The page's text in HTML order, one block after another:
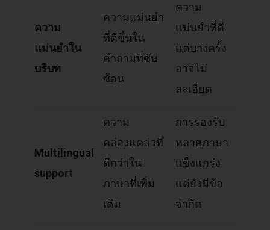
ความ
แม่นยำใน
บริบท
ความแม่นยำ
ที่ดีขึ้นใน
คำถามที่ซับ
ซ้อน
ความ
แม่นยำที่ดี
แต่บางครั้ง
อาจไม่
ละเอียด
Multilingual
support
ความ
คล่องแคล่วที่
ดีกว่าใน
ภาษาที่เพิ่ม
เติม
การรองรับ
หลายภาษา
แข็งแกร่ง
แต่ยังมีข้อ
จำกัด